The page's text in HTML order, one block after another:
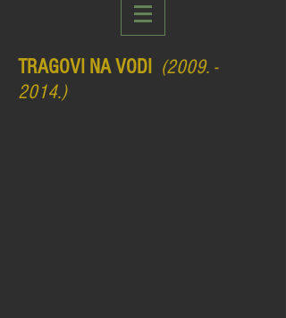
TRAGOVI NA VODI (2009. -
2014.)